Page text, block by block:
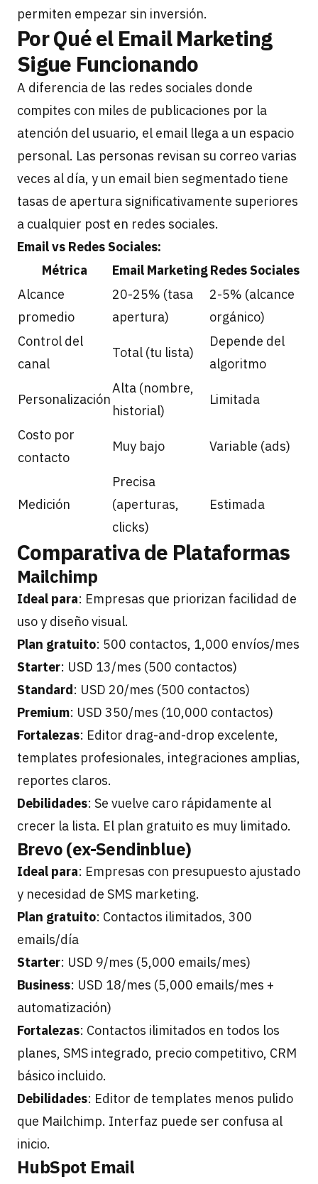
permiten empezar sin inversión.
Por Qué el Email Marketing
Sigue Funcionando
A diferencia de las redes sociales donde
compites con miles de publicaciones por la
atención del usuario, el email llega a un espacio
personal. Las personas revisan su correo varias
veces al día, y un email bien segmentado tiene
tasas de apertura significativamente superiores
a cualquier post en redes sociales.
Email vs Redes Sociales:
Métrica
Email MarketingRedes Sociales
Alcance
promedio
20-25% (tasa
apertura)
2-5% (alcance
orgánico)
Control del
canal
Total (tu lista)
Depende del
algoritmo
Personalización
Alta (nombre,
historial)
Limitada
Costo por
contacto
Muy bajo Variable (ads)
Medición
Precisa
(aperturas,
clicks)
Estimada
Comparativa de Plataformas
Mailchimp
Ideal para: Empresas que priorizan facilidad de
uso y diseño visual.
Plan gratuito: 500 contactos, 1,000 envíos/mes
Starter: USD 13/mes (500 contactos)
Standard: USD 20/mes (500 contactos)
Premium: USD 350/mes (10,000 contactos)
Fortalezas: Editor drag-and-drop excelente,
templates profesionales, integraciones amplias,
reportes claros.
Debilidades: Se vuelve caro rápidamente al
crecer la lista. El plan gratuito es muy limitado.
Brevo (ex-Sendinblue)
Ideal para: Empresas con presupuesto ajustado
y necesidad de SMS marketing.
Plan gratuito: Contactos ilimitados, 300
emails/día
Starter: USD 9/mes (5,000 emails/mes)
Business: USD 18/mes (5,000 emails/mes +
automatización)
Fortalezas: Contactos ilimitados en todos los
planes, SMS integrado, precio competitivo, CRM
básico incluido.
Debilidades: Editor de templates menos pulido
que Mailchimp. Interfaz puede ser confusa al
inicio.
HubSpot Email